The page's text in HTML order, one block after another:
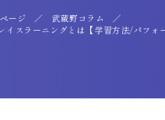
ージ
武蔵野コラム
イスラーニングとは【学習方法/パフォ